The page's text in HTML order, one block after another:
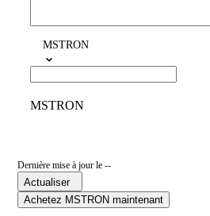
MSTRON
MSTRON
Dernière mise à jour le --
Actualiser
Achetez MSTRON maintenant